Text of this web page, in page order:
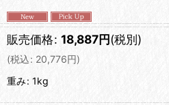
販売価格: 18,887円(税別)
(税込: 20,776円)
重み: 1kg